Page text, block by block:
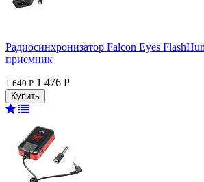
Радиосинхронизатор Falcon Eyes
приемник
1 640 Р 1 476 Р